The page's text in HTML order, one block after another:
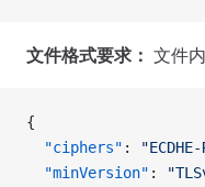
文件格式要求： 文件
{
  "ciphers"
:
  "minVersion"
: